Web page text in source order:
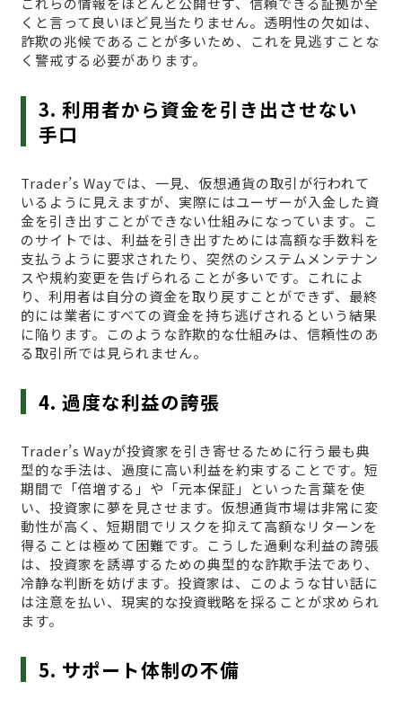
くと言って良いほど見当たりません。透明性の欠如は、
詐欺の兆候であることが多いため、これを見逃すことな
く警戒する必要があります。
3. 利用者から資金を引き出させない
手口
Trader’s Wayでは、一見、仮想通貨の取引が行われて
いるように見えますが、実際にはユーザーが入金した資
金を引き出すことができない仕組みになっています。こ
のサイトでは、利益を引き出すためには高額な手数料を
支払うように要求されたり、突然のシステムメンテナン
スや規約変更を告げられることが多いです。これによ
り、利用者は自分の資金を取り戻すことができず、最終
的には業者にすべての資金を持ち逃げされるという結果
に陥ります。このような詐欺的な仕組みは、信頼性のあ
る取引所では見られません。
4. 過度な利益の誇張
Trader’s Wayが投資家を引き寄せるために行う最も典
型的な手法は、過度に高い利益を約束することです。短
期間で「倍増する」や「元本保証」といった言葉を使
い、投資家に夢を見させます。仮想通貨市場は非常に変
動性が高く、短期間でリスクを抑えて高額なリターンを
得ることは極めて困難です。こうした過剰な利益の誇張
は、投資家を誘導するための典型的な詐欺手法であり、
冷静な判断を妨げます。投資家は、このような甘い話に
は注意を払い、現実的な投資戦略を採ることが求められ
ます。
5. サポート体制の不備